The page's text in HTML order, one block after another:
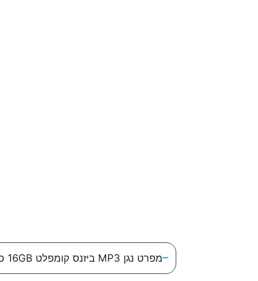
מפרט נגן MP3 ביזנס קומפלט 16GB כשר לכתחילה סאמויקס